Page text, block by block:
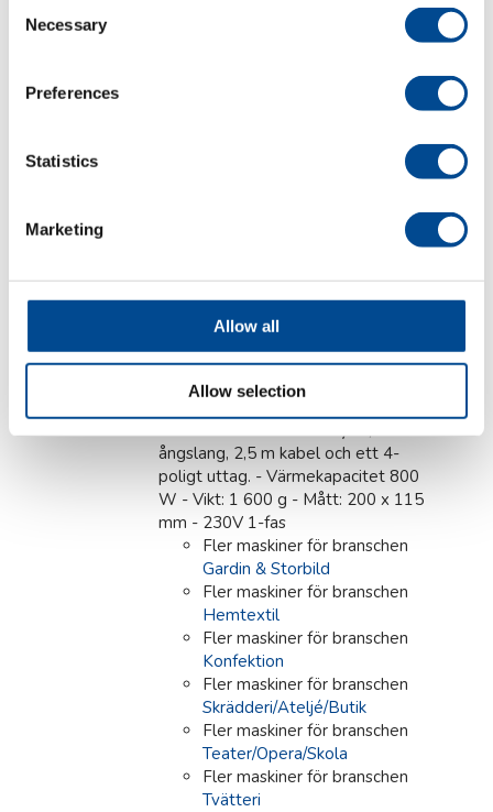
Selection
Necessary
Preferences
Statistics
Marketing
Allow all
Allow selection
Vikt: 1 650 g - Mått: 210 x 105 mm -
Produktblad
ångslang, 2,5 m kabel och ett 4-
poligt uttag. - Värmekapacitet 800
W - Vikt: 1 600 g - Mått: 200 x 115
mm - 230V 1-fas
Fler maskiner för branschen
Gardin & Storbild
Fler maskiner för branschen
Hemtextil
Fler maskiner för branschen
Konfektion
Fler maskiner för branschen
Skrädderi/Ateljé/Butik
Fler maskiner för branschen
Teater/Opera/Skola
Fler maskiner för branschen
Tvätteri